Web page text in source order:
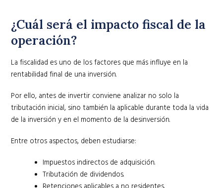
¿Cuál será el impacto fiscal de la
operación?
La fiscalidad es uno de los factores que más influye en la
rentabilidad final de una inversión.
Por ello, antes de invertir conviene analizar no solo la
tributación inicial, sino también la aplicable durante toda la vida
de la inversión y en el momento de la desinversión.
Entre otros aspectos, deben estudiarse:
Impuestos indirectos de adquisición.
Tributación de dividendos.